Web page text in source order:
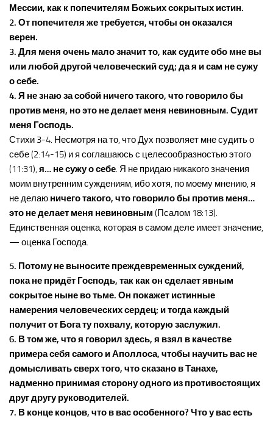
Мессии, как к попечителям Божьих сокрытых истин.
2. От попечителя же требуется, чтобы он оказался
верен.
3. Для меня очень мало значит то, как судите обо мне вы
или любой другой человеческий суд; да я и сам не сужу
о себе.
4. Я не знаю за собой ничего такого, что говорило бы
против меня, но это не делает меня невиновным. Судит
меня Господь.
Стихи 3-4. Несмотря на то, что Дух позволяет мне судить о
себе (2:14-15) и я соглашаюсь с целесообразностью этого
(11:31), я… не сужу о себе. Я не придаю никакого значения
моим внутренним суждениям, ибо хотя, по моему мнению, я
не делаю ничего такого, что говорило бы против меня…
это не делает меня невиновным (Псалом 18:13).
Единственная оценка, которая в самом деле имеет значение,
— оценка Господа.
5. Потому не выносите преждевременных суждений,
пока не придёт Господь, так как он сделает явным
сокрытое ныне во тьме. Он покажет истинные
намерения человеческих сердец; и тогда каждый
получит от Бога ту похвалу, которую заслужил.
6. В том же, что я говорил здесь, я взял в качестве
примера себя самого и Аполлоса, чтобы научить вас не
домысливать сверх того, что сказано в Танахе,
надменно принимая сторону одного из противостоящих
друг другу руководителей.
7. В конце концов, что в вас особенного? Что у вас есть